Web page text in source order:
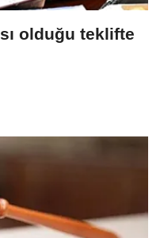
olduğu teklifte